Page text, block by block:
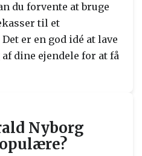
du forvente at bruge
til et
er en god idé at lave
dine ejendele for at få
Nyborg